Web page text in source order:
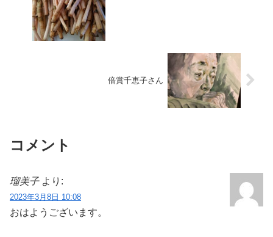
倍賞千恵子さん
コメント
瑠美子 より:
2023年3月8日 10:08
おはようございます。